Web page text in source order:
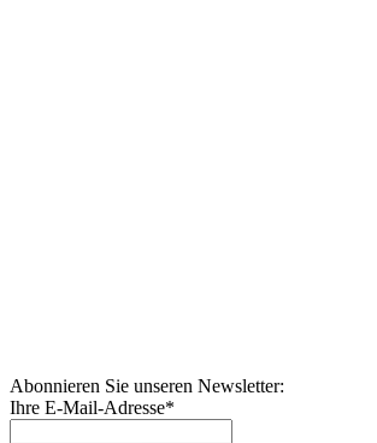
Abonnieren Sie unseren Newsletter:
Ihre E-Mail-Adresse*